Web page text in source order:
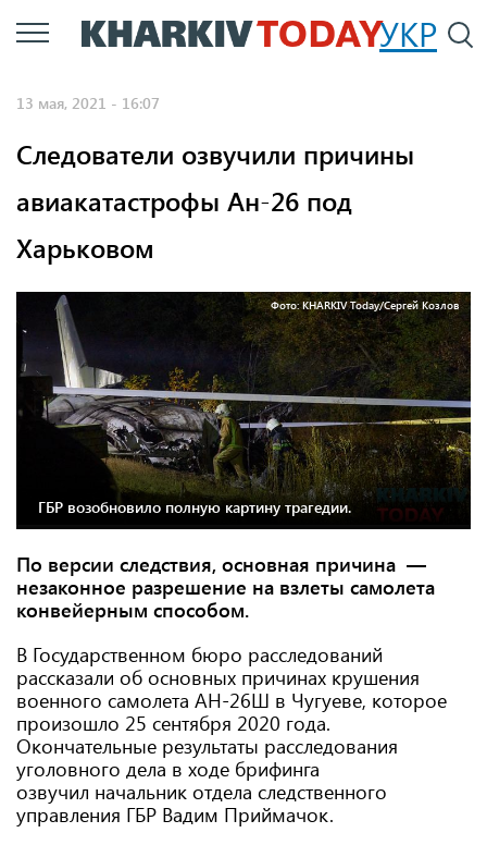
Перейти
к
УКР
13 мая, 2021 - 16:07
Следователи озвучили причины
авиакатастрофы Ан-26 под
Харьковом
Фото: KHARKIV Today/Cергей Козлов
ГБР возобновило полную картину трагедии.
По версии следствия, основная причина —
незаконное разрешение на взлеты самолета
конвейерным способом.
В Государственном бюро расследований
рассказали об основных причинах крушения
военного самолета АН-26Ш в Чугуеве, которое
произошло 25 сентября 2020 года.
Окончательные результаты расследования
уголовного дела в ходе брифинга
озвучил начальник отдела следственного
управления ГБР Вадим Приймачок.